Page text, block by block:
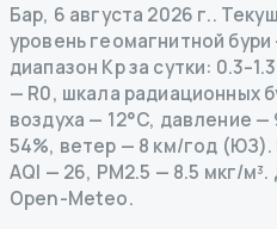
Бар, 6 августа 2026 г..
уровень геомагнитной бури
диапазон Kp за сутки:
— R0, шкала радиационных
воздуха — 12°C, давление
54%, ветер — 8 км/год (ЮЗ).
AQI — 26, PM2.5 — 8.5 мкг/м³.
Open-Meteo.